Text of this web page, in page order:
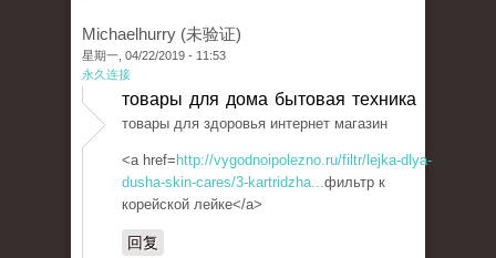
Michaelhurry (未验证)
星期一, 04/22/2019 - 11:53
永久连接
товары для дома бытовая техника
товары для здоровья интернет магазин
<a href= http://vygodnoipolezno.ru/filtr/lejka-dlya-
dusha-skin-cares/3-kartridzha...фильтр к
корейской лейке</a>
回复